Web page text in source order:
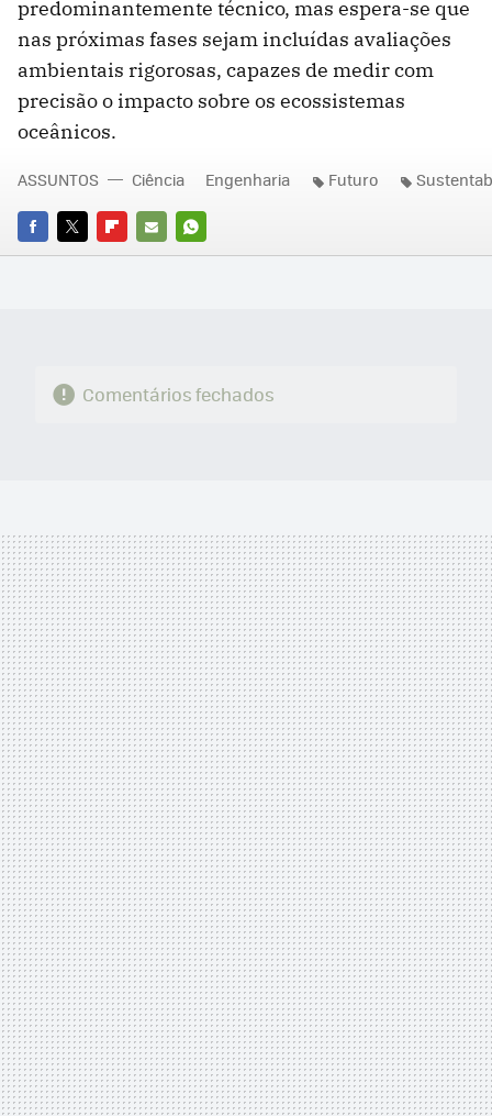
predominantemente técnico, mas espera-se que
nas próximas fases sejam incluídas avaliações
ambientais rigorosas, capazes de medir com
precisão o impacto sobre os ecossistemas
oceânicos.
FACEBOOK
TWITTERFLIPBOARD
E-
WHATSAPP
ASSUNTOS Ciência Engenharia Futuro
Comentários fechados